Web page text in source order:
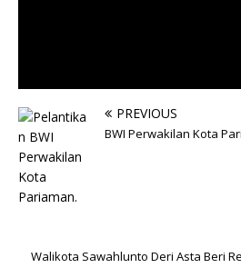
PREVIOUS
BWI Perwakilan Kota
Walikota Sawahlunto Deri Asta Beri